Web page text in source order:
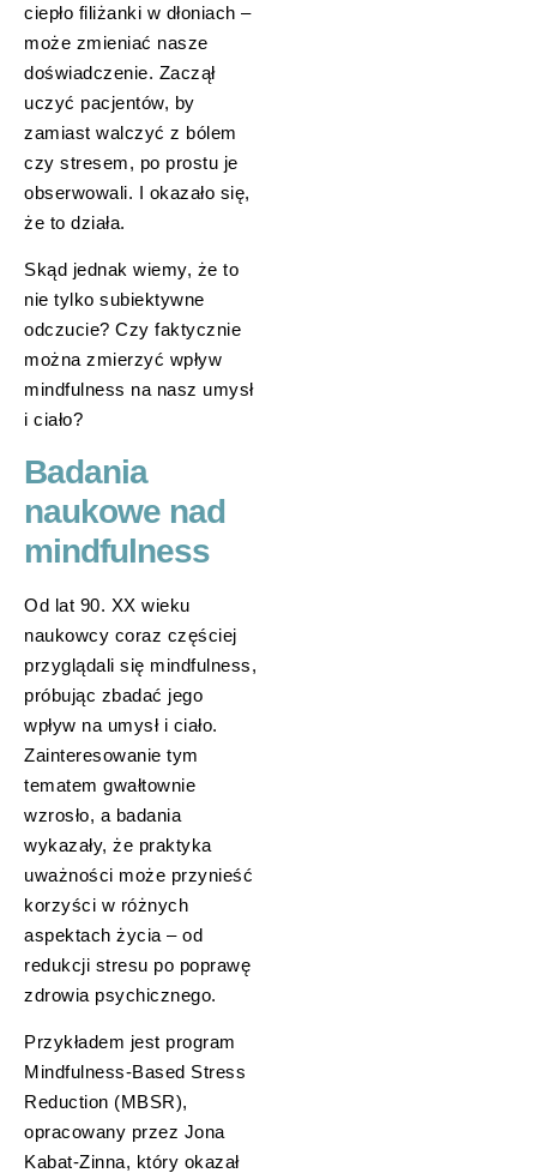
ciepło filiżanki w dłoniach –
może zmieniać nasze
doświadczenie. Zaczął
uczyć pacjentów, by
zamiast walczyć z bólem
czy stresem, po prostu je
obserwowali. I okazało się,
że to działa.
Skąd jednak wiemy, że to
nie tylko subiektywne
odczucie? Czy faktycznie
można zmierzyć wpływ
mindfulness na nasz umysł
i ciało?
Badania
naukowe nad
mindfulness
Od lat 90. XX wieku
naukowcy coraz częściej
przyglądali się mindfulness,
próbując zbadać jego
wpływ na umysł i ciało.
Zainteresowanie tym
tematem gwałtownie
wzrosło, a badania
wykazały, że praktyka
uważności może przynieść
korzyści w różnych
aspektach życia – od
redukcji stresu po poprawę
zdrowia psychicznego.
Przykładem jest program
Mindfulness-Based Stress
Reduction (MBSR),
opracowany przez Jona
Kabat-Zinna, który okazał